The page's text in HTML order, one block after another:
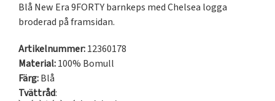
Blå New Era 9FORTY barnkeps med Chelsea logga
broderad på framsidan.
Artikelnummer:12360178
Material:100% Bomull
Färg:Blå
Tvättråd: